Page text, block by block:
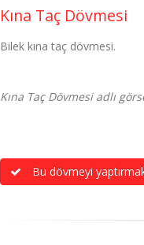
Kına Taç Dövmesi
Bilek kına taç dövmesi.
Kına Taç Dövmesi adlı
Bu dövmeyi